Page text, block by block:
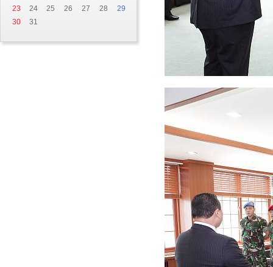
23
24 25 26 27 28
29
30
31